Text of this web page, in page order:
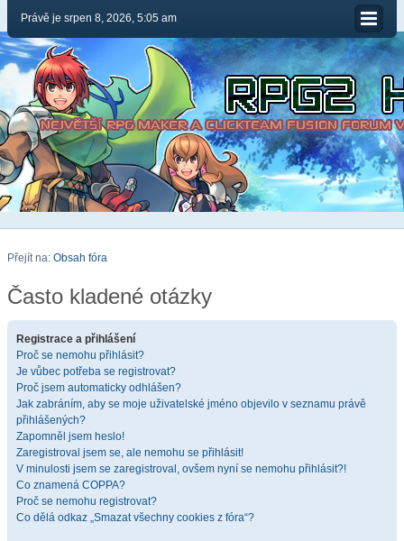
Právě je srpen 8, 2026, 5:05 am
Přejít na: Obsah fóra
Často kladené otázky
Registrace a přihlášení
Proč se nemohu přihlásit?
Je vůbec potřeba se registrovat?
Proč jsem automaticky odhlášen?
Jak zabráním, aby se moje uživatelské jméno objevilo v seznamu právě
přihlášených?
Zapomněl jsem heslo!
Zaregistroval jsem se, ale nemohu se přihlásit!
V minulosti jsem se zaregistroval, ovšem nyní se nemohu přihlásit?!
Co znamená COPPA?
Proč se nemohu registrovat?
Co dělá odkaz „Smazat všechny cookies z fóra“?